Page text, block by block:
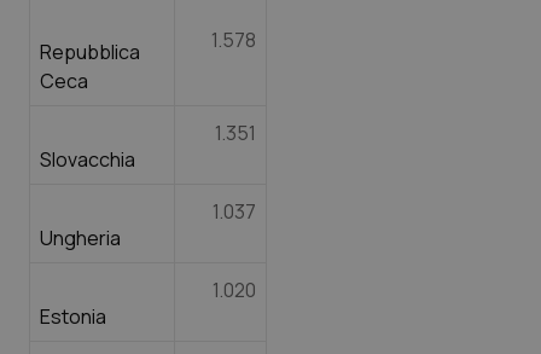
Repubblica
Ceca
1.578
Slovacchia
1.351
Ungheria
1.037
Estonia
1.020